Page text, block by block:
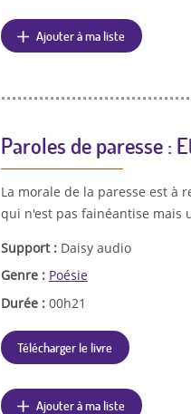
Ajouter à ma liste
Paroles de paresse :
La morale de la paresse est à
qui n'est pas fainéantise mais
Support : Daisy audio
Genre : Poésie
Durée : 00h21
Télécharger le livre
Ajouter à ma liste